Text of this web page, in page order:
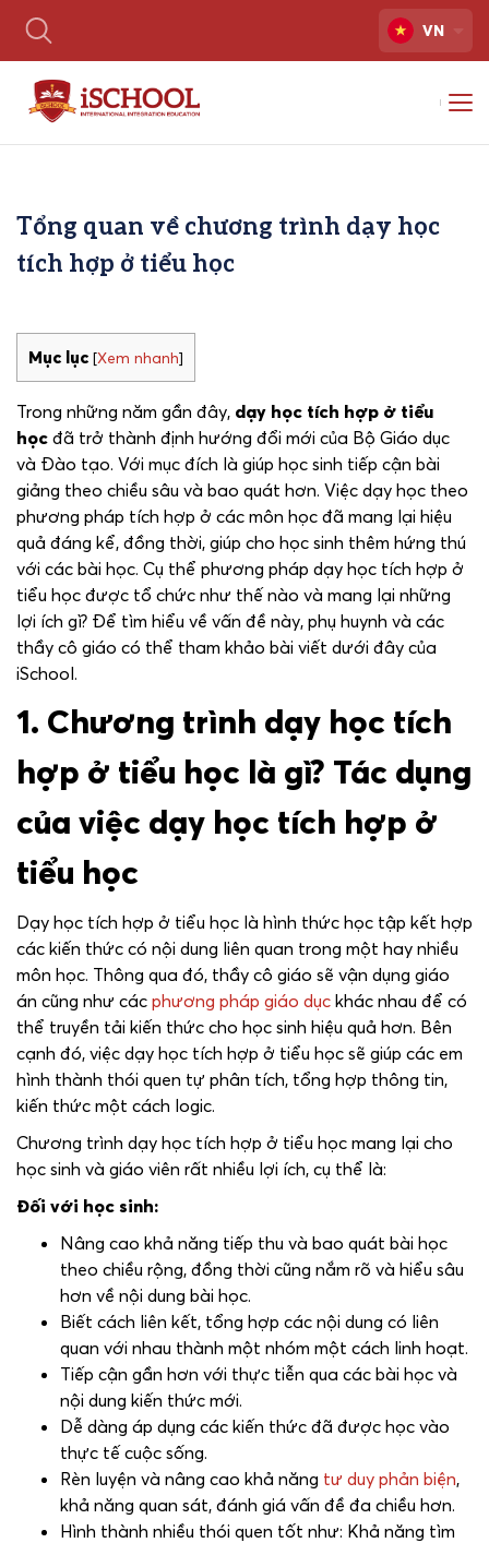
VN
Tổng quan về chương trình dạy học
tích hợp ở tiểu học
Mục lục [Xem nhanh]
Trong những năm gần đây, dạy học tích hợp ở tiểu
học đã trở thành định hướng đổi mới của Bộ Giáo dục
và Đào tạo. Với mục đích là giúp học sinh tiếp cận bài
giảng theo chiều sâu và bao quát hơn. Việc dạy học theo
phương pháp tích hợp ở các môn học đã mang lại hiệu
quả đáng kể, đồng thời, giúp cho học sinh thêm hứng thú
với các bài học. Cụ thể phương pháp dạy học tích hợp ở
tiểu học được tổ chức như thế nào và mang lại những
lợi ích gì? Để tìm hiểu về vấn đề này, phụ huynh và các
thầy cô giáo có thể tham khảo bài viết dưới đây của
iSchool.
1. Chương trình dạy học tích
hợp ở tiểu học là gì? Tác dụng
của việc dạy học tích hợp ở
tiểu học
Dạy học tích hợp ở tiểu học là hình thức học tập kết hợp
các kiến thức có nội dung liên quan trong một hay nhiều
môn học. Thông qua đó, thầy cô giáo sẽ vận dụng giáo
án cũng như các phương pháp giáo dục khác nhau để có
thể truyền tải kiến thức cho học sinh hiệu quả hơn. Bên
cạnh đó, việc dạy học tích hợp ở tiểu học sẽ giúp các em
hình thành thói quen tự phân tích, tổng hợp thông tin,
kiến thức một cách logic.
Chương trình dạy học tích hợp ở tiểu học mang lại cho
học sinh và giáo viên rất nhiều lợi ích, cụ thể là:
Đối với học sinh:
Nâng cao khả năng tiếp thu và bao quát bài học
theo chiều rộng, đồng thời cũng nắm rõ và hiểu sâu
hơn về nội dung bài học.
Biết cách liên kết, tổng hợp các nội dung có liên
quan với nhau thành một nhóm một cách linh hoạt.
Tiếp cận gần hơn với thực tiễn qua các bài học và
nội dung kiến thức mới.
Dễ dàng áp dụng các kiến thức đã được học vào
thực tế cuộc sống.
Rèn luyện và nâng cao khả năng tư duy phản biện,
khả năng quan sát, đánh giá vấn đề đa chiều hơn.
Hình thành nhiều thói quen tốt như: Khả năng tìm